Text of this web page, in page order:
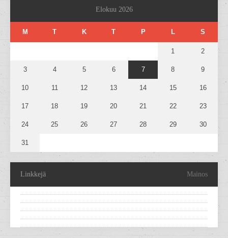
Elokuu 2026
M T K T P L S
1 2
3 4 5 6 7 8 9
10 11 12 13 14 15 16
17 18 19 20 21 22 23
24 25 26 27 28 29 30
31
Linkkejä Mainos